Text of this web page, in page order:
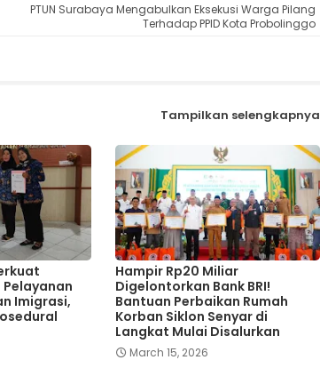
PTUN Surabaya Mengabulkan Eksekusi Warga Pilang
Terhadap PPID Kota Probolinggo
Tampilkan selengkapnya
Imigrasi,
Hampir Rp20 Miliar
Digelontorkan Bank BRI!
Bantuan Perbaikan Rumah
Korban Siklon Senyar di
Langkat Mulai Disalurkan
March 15, 2026